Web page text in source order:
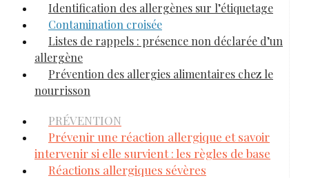
Identification des allergènes sur l’étiquetage
Contamination croisée
Listes de rappels : présence non déclarée d’un
allergène
Prévention des allergies alimentaires chez le
nourrisson
PRÉVENTION
Prévenir une réaction allergique et savoir
intervenir si elle survient : les règles de base
Réactions allergiques sévères